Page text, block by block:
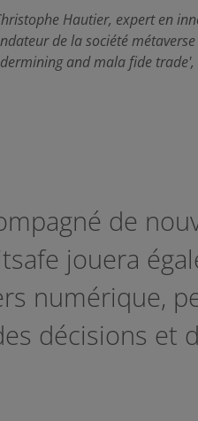
Hautier, expert en
de la société
and mala fide
de
jouera
numérique,
décisions et